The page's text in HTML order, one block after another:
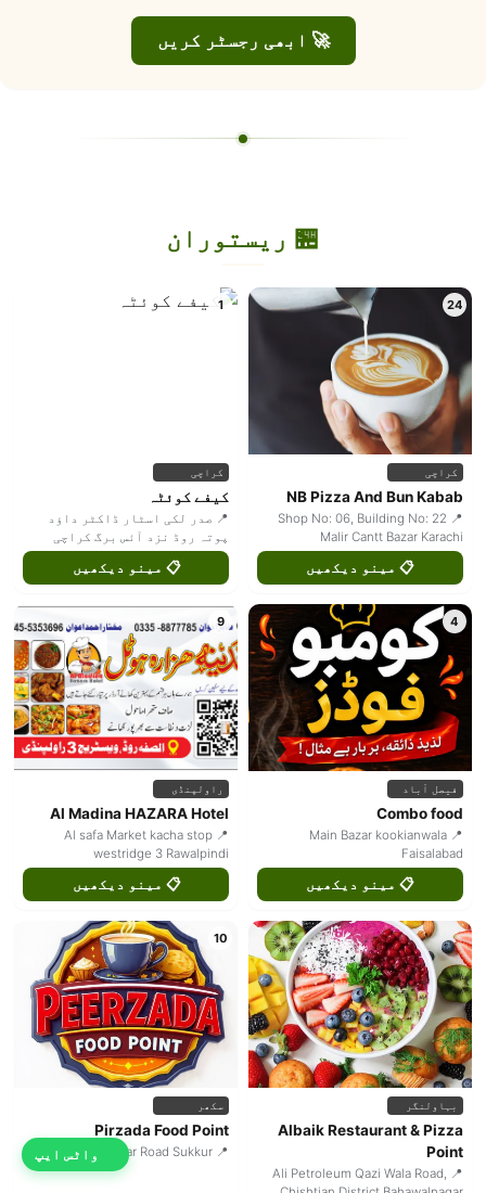
🚀 ابھی رجسٹر کریں
🏪 ریستوران
24
کراچی
NB Pizza And Bun Kabab
📍 Shop No: 06, Building No: 22
Malir Cantt Bazar Karachi
📋 مینو دیکھیں
1
کراچی
کیفے کوئٹہ
📍 صدر لکی اسٹار ڈاکٹر داؤد
پوتہ روڈ نزد آئس برگ کراچی
📋 مینو دیکھیں
4
فیصل آباد
Combo food
📍 Main Bazar kookianwala
Faisalabad
📋 مینو دیکھیں
9
راولپنڈی
Al Madina HAZARA Hotel
📍 Al safa Market kacha stop
westridge 3 Rawalpindi
📋 مینو دیکھیں
بہاولنگر
Albaik Restaurant & Pizza
Point
📍 Ali Petroleum Qazi Wala Road,
10
سکھر
Pirzada Food Point
📍 Waretar Road Sukkur واٹس ایپ